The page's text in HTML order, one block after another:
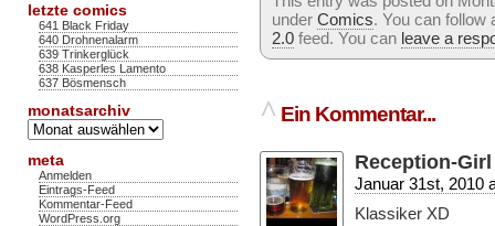
letzte comics
641 Black Friday
640 Drohnenalarm
639 Trinkerglück
638 Kasperles Lamento
637 Bösmensch
monatsarchiv
Monatsarchiv
meta
Anmelden
Eintrags-Feed
Kommentar-Feed
WordPress.org
under Comics. You can
2.0 feed. You can leave a
^ Ein Kommentar...
Reception-Girl
Januar 31st, 2010
Klassiker XD